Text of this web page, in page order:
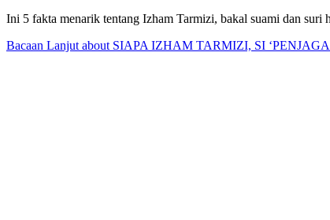
Ini 5 fakta menarik tentang Izham Tarmizi, bakal suami dan suri
Bacaan Lanjut about SIAPA IZHAM TARMIZI, SI